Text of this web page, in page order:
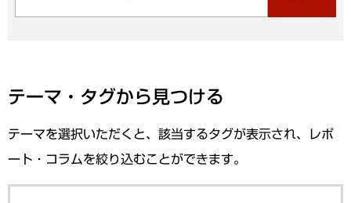
テーマ・タグから見つける
テーマを選択いただくと、該当するタグが表示され、レポ
ート・コラムを絞り込むことができます。